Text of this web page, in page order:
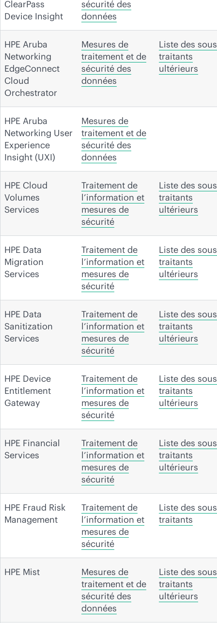
ClearPass
Device Insight
sécurité des
données
HPE Aruba
Networking
EdgeConnect
Cloud
Orchestrator
Mesures de
traitement et de
sécurité des
données
Liste des
traitants
ultérieurs
HPE Aruba
Networking User
Experience
Insight (UXI)
Mesures de
traitement et de
sécurité des
données
HPE Cloud
Volumes
Services
Traitement de
l’information et
mesures de
sécurité
Liste des
traitants
ultérieurs
HPE Data
Migration
Services
Traitement de
l’information et
mesures de
sécurité
Liste des
traitants
ultérieurs
HPE Data
Sanitization
Services
Traitement de
l’information et
mesures de
sécurité
Liste des
traitants
ultérieurs
HPE Device
Entitlement
Gateway
Traitement de
l’information et
mesures de
sécurité
Liste des
traitants
ultérieurs
HPE Financial
Services
Traitement de
l’information et
mesures de
sécurité
Liste des
traitants
ultérieurs
HPE Fraud Risk
Management
Traitement de
l’information et
mesures de
sécurité
Liste des
traitants
HPE Mist
Mesures de
traitement et de
sécurité des
données
Liste des
traitants
ultérieurs